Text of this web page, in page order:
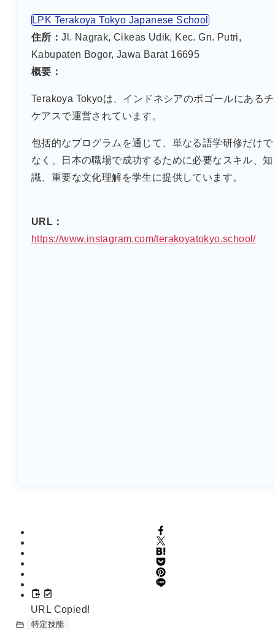
LPK Terakoya Tokyo Japanese School
住所：Jl. Nagrak, Cikeas Udik, Kec. Gn. Putri,
Kabupaten Bogor, Jawa Barat 16695
概要：
Terakoya Tokyoは、インドネシアのボゴールにあるチ
ケアスで運営されています。
包括的なプログラムを通じて、単なる語学研修だけで
なく、日本の職場で成功するために必要なスキル、知
識、重要な文化理解を学生に提供しています。
URL：
https://www.instagram.com/terakoyatokyo.school/
URL Copied!
特定技能